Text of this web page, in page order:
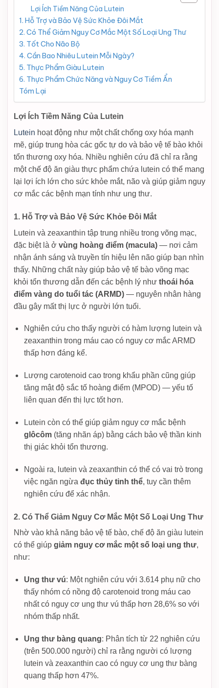
Lợi Ích Tiềm Năng Của Lutein
1. Hỗ Trợ và Bảo Vệ Sức Khỏe Đôi Mắt
2. Có Thể Giảm Nguy Cơ Mắc Một Số Loại Ung Thư
3. Tốt Cho Não Bộ
4. Cần Bao Nhiêu Lutein Mỗi Ngày?
5. Thực Phẩm Giàu Lutein
6. Thực Phẩm Chức Năng và Nguy Cơ Tiềm Ẩn
Tóm Lại
Lợi Ích Tiềm Năng Của Lutein
Lutein hoạt động như một chất chống oxy hóa mạnh
mẽ, giúp trung hòa các gốc tự do và bảo vệ tế bào khỏi
tổn thương oxy hóa. Nhiều nghiên cứu đã chỉ ra rằng
một chế độ ăn giàu thực phẩm chứa lutein có thể mang
lại lợi ích lớn cho sức khỏe mắt, não và giúp giảm nguy
cơ mắc các bệnh mạn tính như ung thư.
1. Hỗ Trợ và Bảo Vệ Sức Khỏe Đôi Mắt
Lutein và zeaxanthin tập trung nhiều trong võng mạc,
đặc biệt là ở vùng hoàng điểm (macula) — nơi cảm
nhận ánh sáng và truyền tín hiệu lên não giúp bạn nhìn
thấy. Những chất này giúp bảo vệ tế bào võng mạc
khỏi tổn thương dẫn đến các bệnh lý như thoái hóa
điểm vàng do tuổi tác (ARMD) — nguyên nhân hàng
đầu gây mất thị lực ở người lớn tuổi.
Nghiên cứu cho thấy người có hàm lượng lutein và
zeaxanthin trong máu cao có nguy cơ mắc ARMD
thấp hơn đáng kể.
Lượng carotenoid cao trong khẩu phần cũng giúp
tăng mật độ sắc tố hoàng điểm (MPOD) — yếu tố
liên quan đến thị lực tốt hơn.
Lutein còn có thể giúp giảm nguy cơ mắc bệnh
glôcôm(tăng nhãn áp) bằng cách bảo vệ thần kinh
thị giác khỏi tổn thương.
Ngoài ra, lutein và zeaxanthin có thể có vai trò trong
việc ngăn ngừa đục thủy tinh thể, tuy cần thêm
nghiên cứu để xác nhận.
2. Có Thể Giảm Nguy Cơ Mắc Một Số Loại Ung Thư
Nhờ vào khả năng bảo vệ tế bào, chế độ ăn giàu lutein
có thể giúp giảm nguy cơ mắc một số loại ung thư,
như:
Ung thư vú: Một nghiên cứu với 3.614 phụ nữ cho
thấy nhóm có nồng độ carotenoid trong máu cao
nhất có nguy cơ ung thư vú thấp hơn 28,6% so với
nhóm thấp nhất.
Ung thư bàng quang: Phân tích từ 22 nghiên cứu
(trên 500.000 người) chỉ ra rằng người có lượng
lutein và zeaxanthin cao có nguy cơ ung thư bàng
quang thấp hơn 47%.